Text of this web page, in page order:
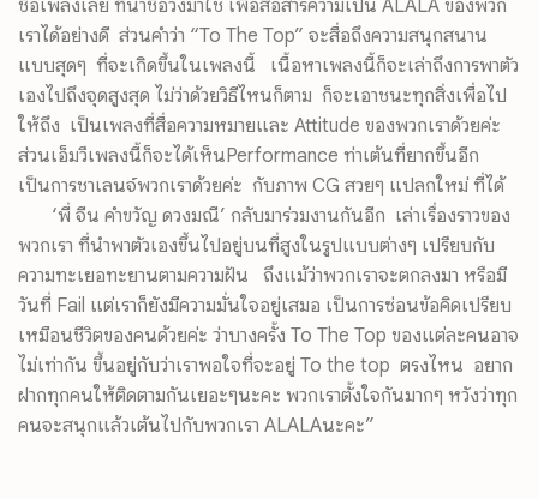
ชื่อเพลงเลย ที่นำชื่อวงมาใช้ เพื่อสื่อสารความเป็น ALALA ของพวก
เราได้อย่างดี ส่วนคำว่า “To The Top” จะสื่อถึงความสนุกสนาน
แบบสุดๆ ที่จะเกิดขึ้นในเพลงนี้ เนื้อหาเพลงนี้ก็จะเล่าถึงการพาตัว
เองไปถึงจุดสูงสุด ไม่ว่าด้วยวิธีไหนก็ตาม ก็จะเอาชนะทุกสิ่งเพื่อไป
ให้ถึง เป็นเพลงที่สื่อความหมายและ Attitude ของพวกเราด้วยค่ะ
ส่วนเอ็มวีเพลงนี้ก็จะได้เห็นPerformance ท่าเต้นที่ยากขึ้นอีก
เป็นการชาเลนจ์พวกเราด้วยค่ะ กับภาพ CG สวยๆ แปลกใหม่ ที่ได้
‘พี่ จีน คำขวัญ ดวงมณี’ กลับมาร่วมงานกันอีก เล่าเรื่องราวของ
พวกเรา ที่นำพาตัวเองขึ้นไปอยู่บนที่สูงในรูปแบบต่างๆ เปรียบกับ
ความทะเยอทะยานตามความฝัน ถึงแม้ว่าพวกเราจะตกลงมา หรือมี
วันที่ Fail แต่เราก็ยังมีความมั่นใจอยู่เสมอ เป็นการซ่อนข้อคิดเปรียบ
เหมือนชีวิตของคนด้วยค่ะ ว่าบางครั้ง To The Top ของแต่ละคนอาจ
ไม่เท่ากัน ขึ้นอยู่กับว่าเราพอใจที่จะอยู่ To the top ตรงไหน อยาก
ฝากทุกคนให้ติดตามกันเยอะๆนะคะ พวกเราตั้งใจกันมากๆ หวังว่าทุก
คนจะสนุกแล้วเต้นไปกับพวกเรา ALALAนะคะ”